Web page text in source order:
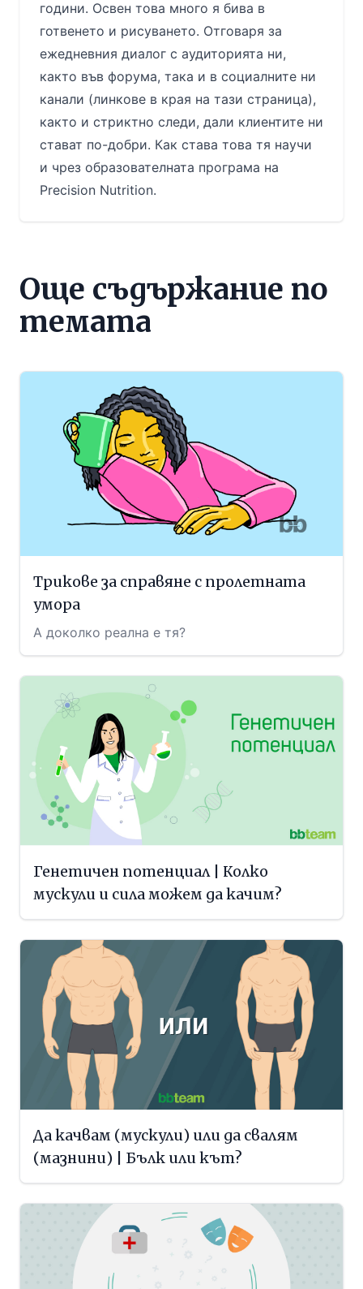
години. Освен това много я бива в
готвенето и рисуването. Отговаря за
ежедневния диалог с аудиторията ни,
както във форума, така и в социалните ни
канали (линкове в края на тази страница),
както и стриктно следи, дали клиентите ни
стават по-добри. Как става това тя научи
и чрез образователната програма на
Precision Nutrition.
Още съдържание по
темата
Трикове за справяне с пролетната
умора
А доколко реална е тя?
Генетичен потенциал | Колко
мускули и сила можем да качим?
Да качвам (мускули) или да свалям
(мазнини) | Бълк или кът?